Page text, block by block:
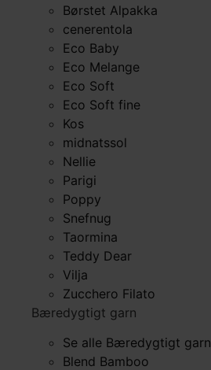
Børstet Alpakka
cenerentola
Eco Baby
Eco Melange
Eco Soft
Eco Soft fine
Kos
midnatssol
Nellie
Parigi
Poppy
Snefnug
Taormina
Teddy Dear
Vilja
Zucchero Filato
Bæredygtigt garn
Se alle Bæredygtigt garn
Blend Bamboo